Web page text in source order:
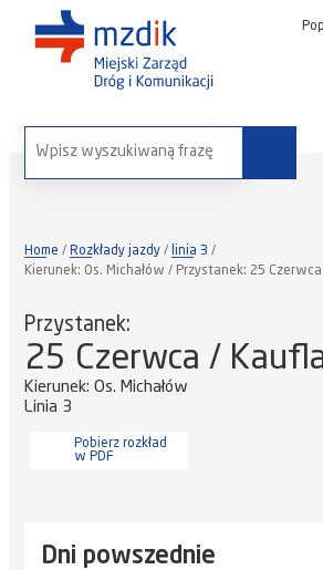
wyszukaj na stronie:
Home Rozkłady jazdy
linia 3
Kierunek: Os. Michałów / Przystanek: 25
Przystanek:
25 Czerwca /
Kierunek: Os. Michałów
Linia 3
Pobierz rozkład
w PDF
Dni powszednie